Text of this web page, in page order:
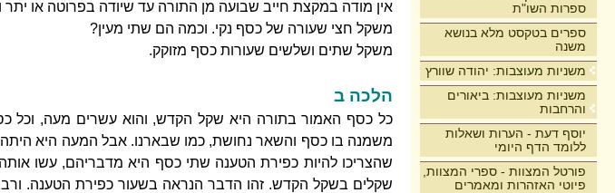
ספרות השו"ת
ספרים בטקסט מלא בנושא
משנה
משניות מעוצבות: יהודה שוורץ
משניות מעוצבות: ביאורים
והרחבות
יוסף דעת - הערות ושאלות
ללומד הדף היומי
פורטל המצוות - ספרי המצוות,
פיוטי האזהרות ומאמרים
אין מודה במקצת חייב שבועה מן התורה עד שיודה בפרוטה או יתר
משקל חצי שעורה של כסף נקי. וכמה הם שתי מעין?
משקל שתים ושלשים שעורות כסף מזוקק.
הלכה ב
כל כסף האמור בתורה היא שקל הקדש, והוא עשרים מעה, וכל
משמנה בו כסף והשאר נחושת, כמו שבארנו. אבל המעה היא היתה
שהצריכו להיות כפירת הטענה שתי כסף היא מדבריהם, עשו
שקלים בשקל הקדש. זהו הדבר הנראה בשעור כפירת הטענה.